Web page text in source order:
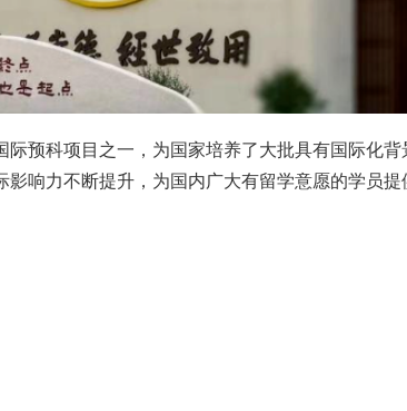
预科项目之一，为国家培养了大批具有国际化背
响力不断提升，为国内广大有留学意愿的学员提